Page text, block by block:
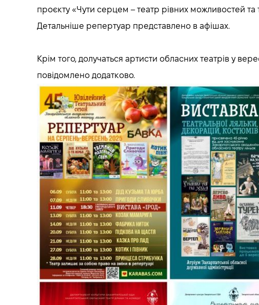
проєкту «Чути серцем – театр рівних можливостей та
Детальніше репертуар представлено в афішах.
Крім того, долучаться артисти обласних театрів у
повідомлено додатково.